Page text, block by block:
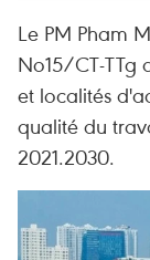
Le PM Pham
No15/CT-TTg
et localités
qualité du
2021.2030.